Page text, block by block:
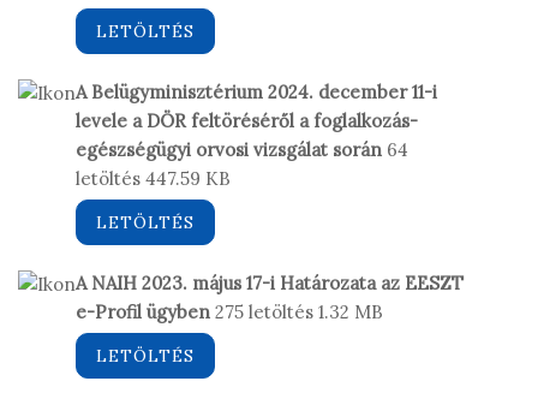
LETÖLTÉS
A Belügyminisztérium 2024. december 11-i
levele a DÖR feltöréséről a foglalkozás-
egészségügyi orvosi vizsgálat során 64
letöltés 447.59 KB
LETÖLTÉS
A NAIH 2023. május 17-i Határozata az EESZT
e-Profil ügyben 275 letöltés 1.32 MB
LETÖLTÉS